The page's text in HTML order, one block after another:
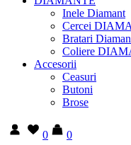
Inele Diamant
Cercei
Bratari
Coliere
Accesorii
Ceasuri
Butoni
Brose
0
0